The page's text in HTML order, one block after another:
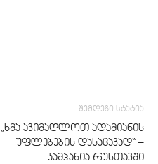
შემდეგი სტატია
„ხმა ავიმაღლოთ ადამიანის
უფლებების დასაცავად“ –
კამპანია რუსთავში